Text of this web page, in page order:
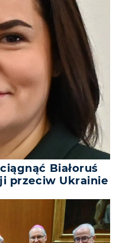
Białoruś
przeciw Ukrainie